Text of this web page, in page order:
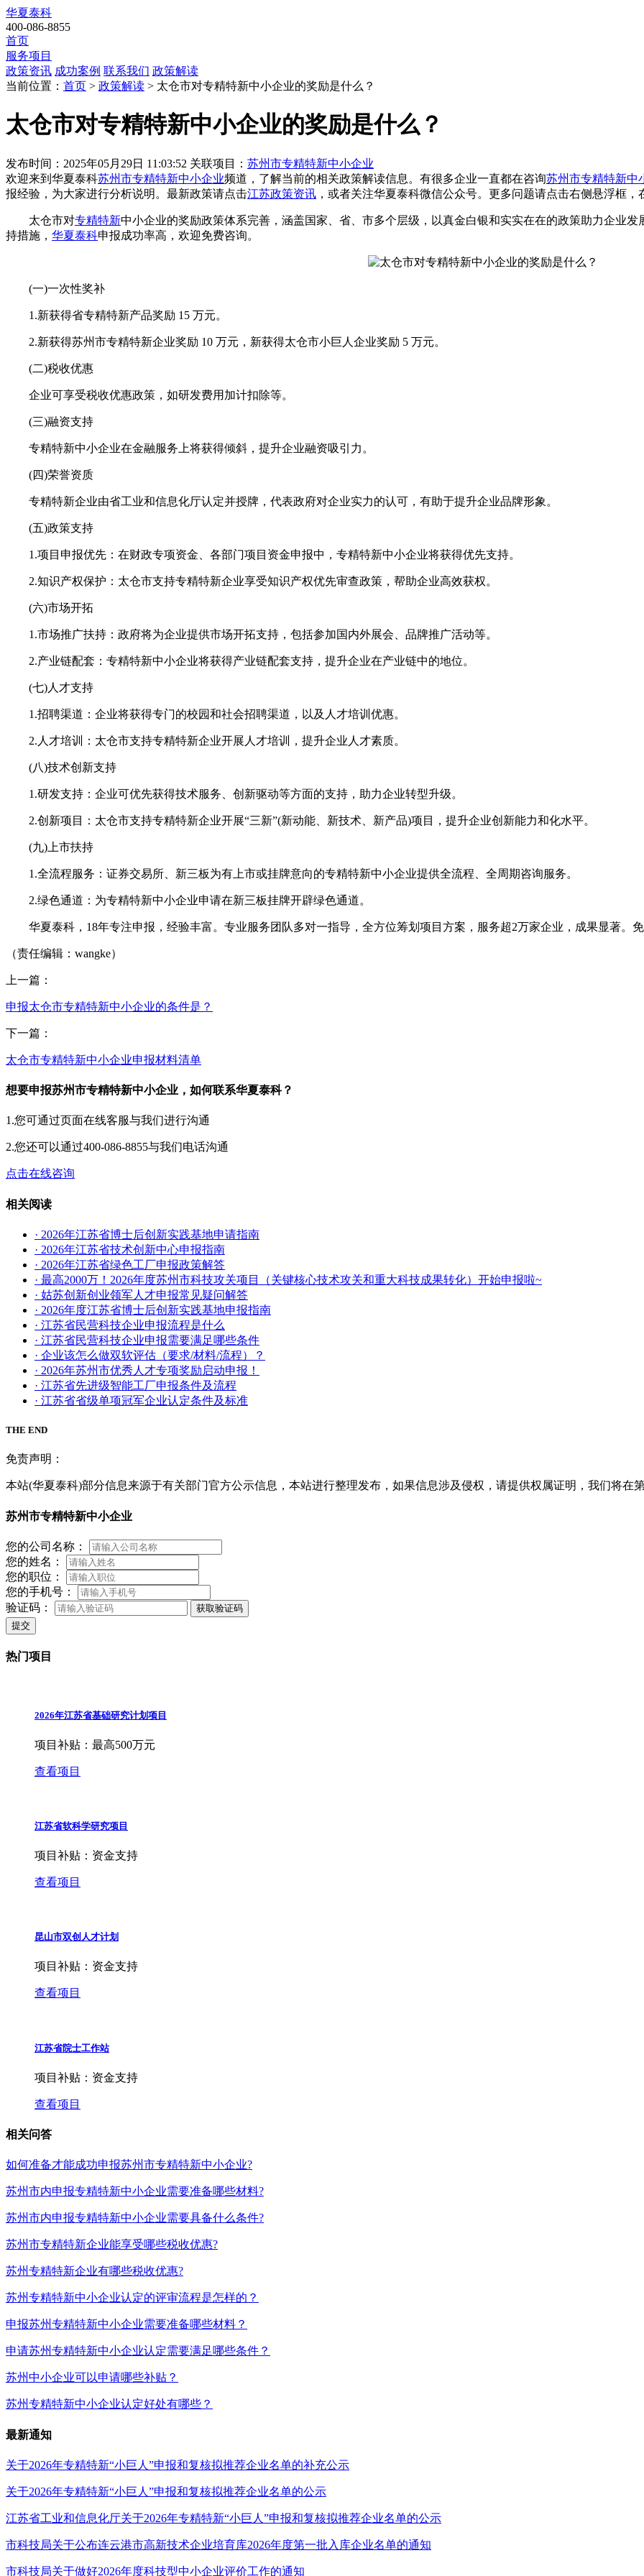
华夏泰科
400-086-8855
首页
服务项目
政策资讯 成功案例 联系我们 政策解读
当前位置： 首页 > 政策解读 > 太仓市对专精特新中小企业的奖励是什么？
太仓市对专精特新中小企业的奖励是什么？
发布时间：2025年05月29日 11:03:52 关联项目： 苏州市专精特新中小企业
欢迎来到华夏泰科苏州市专精特新中小企业频道，了解当前的相关政策解读信息。有很多企业一直都在咨询苏州市专精特新中
报经验，为大家进行分析说明。最新政策请点击江苏政策资讯 ，或者关注华夏泰科微信公众号。更多问题请点击右侧悬浮框，
太仓市对专精特新中小企业的奖励政策体系完善，涵盖国家、省、市多个层级，以真金白银和实实在在的政策助力企业
持措施， 华夏泰科申报成功率高，欢迎免费咨询。
(一)一次性奖补
1.新获得省专精特新产品奖励 15 万元。
2.新获得苏州市专精特新企业奖励 10 万元，新获得太仓市小巨人企业奖励 5 万元。
(二)税收优惠
企业可享受税收优惠政策，如研发费用加计扣除等。
(三)融资支持
专精特新中小企业在金融服务上将获得倾斜，提升企业融资吸引力。
(四)荣誉资质
专精特新企业由省工业和信息化厅认定并授牌，代表政府对企业实力的认可，有助于提升企业品牌形象。
(五)政策支持
1.项目申报优先：在财政专项资金、各部门项目资金申报中，专精特新中小企业将获得优先支持。
2.知识产权保护：太仓市支持专精特新企业享受知识产权优先审查政策，帮助企业高效获权。
(六)市场开拓
1.市场推广扶持：政府将为企业提供市场开拓支持，包括参加国内外展会、品牌推广活动等。
2.产业链配套：专精特新中小企业将获得产业链配套支持，提升企业在产业链中的地位。
(七)人才支持
1.招聘渠道：企业将获得专门的校园和社会招聘渠道，以及人才培训优惠。
2.人才培训：太仓市支持专精特新企业开展人才培训，提升企业人才素质。
(八)技术创新支持
1.研发支持：企业可优先获得技术服务、创新驱动等方面的支持，助力企业转型升级。
2.创新项目：太仓市支持专精特新企业开展“三新”(新动能、新技术、新产品)项目，提升企业创新能力和化水平。
(九)上市扶持
1.全流程服务：证券交易所、新三板为有上市或挂牌意向的专精特新中小企业提供全流程、全周期咨询服务。
2.绿色通道：为专精特新中小企业申请在新三板挂牌开辟绿色通道。
华夏泰科，18年专注申报，经验丰富。专业服务团队多对一指导，全方位筹划项目方案，服务超2万家企业，成果显著。
（责任编辑：wangke）
上一篇：
申报太仓市专精特新中小企业的条件是？
下一篇：
太仓市专精特新中小企业申报材料清单
想要申报苏州市专精特新中小企业，如何联系华夏泰科？
1.您可通过页面在线客服与我们进行沟通
2.您还可以通过400-086-8855与我们电话沟通
点击在线咨询
相关阅读
· 2026年江苏省博士后创新实践基地申请指南
· 2026年江苏省技术创新中心申报指南
· 2026年江苏省绿色工厂申报政策解答
· 最高2000万！2026年度苏州市科技攻关项目（关键核心技术攻关和重大科技成果转化）开始申报啦~
· 姑苏创新创业领军人才申报常见疑问解答
· 2026年度江苏省博士后创新实践基地申报指南
· 江苏省民营科技企业申报流程是什么
· 江苏省民营科技企业申报需要满足哪些条件
· 企业该怎么做双软评估（要求/材料/流程）？
· 2026年苏州市优秀人才专项奖励启动申报！
· 江苏省先进级智能工厂申报条件及流程
· 江苏省省级单项冠军企业认定条件及标准
THE END
免责声明：
本站(华夏泰科)部分信息来源于有关部门官方公示信息，本站进行整理发布，如果信息涉及侵权，请提供权属证明，我们将在第
苏州市专精特新中小企业
您的公司名称：
您的姓名：
您的职位：
您的手机号：
验证码：
获取验证码
提交
热门项目
2026年江苏省基础研究计划项目
项目补贴： 最高500万元
查看项目
江苏省软科学研究项目
项目补贴： 资金支持
查看项目
昆山市双创人才计划
项目补贴： 资金支持
查看项目
江苏省院士工作站
项目补贴： 资金支持
查看项目
相关问答
如何准备才能成功申报苏州市专精特新中小企业?
苏州市内申报专精特新中小企业需要准备哪些材料?
苏州市内申报专精特新中小企业需要具备什么条件?
苏州市专精特新企业能享受哪些税收优惠?
苏州专精特新企业有哪些税收优惠?
苏州专精特新中小企业认定的评审流程是怎样的？
申报苏州专精特新中小企业需要准备哪些材料？
申请苏州专精特新中小企业认定需要满足哪些条件？
苏州中小企业可以申请哪些补贴？
苏州专精特新中小企业认定好处有哪些？
最新通知
关于2026年专精特新“小巨人”申报和复核拟推荐企业名单的补充公示
关于2026年专精特新“小巨人”申报和复核拟推荐企业名单的公示
江苏省工业和信息化厅关于2026年专精特新“小巨人”申报和复核拟推荐企业名单的公示
市科技局关于公布连云港市高新技术企业培育库2026年度第一批入库企业名单的通知
市科技局关于做好2026年度科技型中小企业评价工作的通知